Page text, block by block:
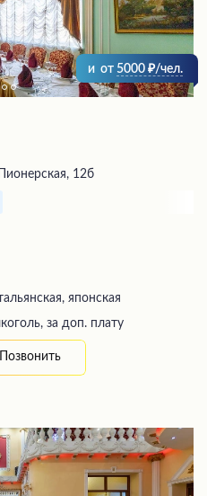
и от 5000 /чел.
12б
японская
за доп. плату
Позвонить